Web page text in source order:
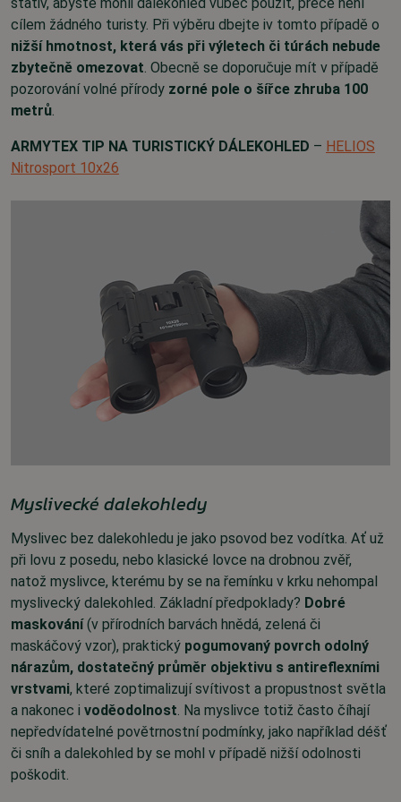
cílem žádného turisty. Při výběru dbejte iv tomto případě o
nižší hmotnost, která vás při výletech či túrách nebude
zbytečně omezovat . Obecně se doporučuje mít v případě
pozorování volné přírody zorné pole o šířce zhruba 100
metrů
ARMYTEX TIP NA TURISTICKÝ DÁLEKOHLED – HELIOS
Nitrosport 10x26
Myslivecké dalekohledy
Myslivec bez dalekohledu je jako psovod bez vodítka. Ať už
při lovu z posedu, nebo klasické lovce na drobnou zvěř,
natož myslivce, kterému by se na řemínku v krku nehompal
myslivecký dalekohled. Základní předpoklady? Dobré
maskování(v přírodních barvách hnědá, zelená či
maskáčový vzor), praktický pogumovaný povrch odolný
nárazům, dostatečný průměr objektivu s antireflexními
vrstvami, které zoptimalizují svítivost a propustnost světla
a nakonec i voděodolnost. Na myslivce totiž často číhají
nepředvídatelné povětrnostní podmínky, jako například déšť
či sníh a dalekohled by se mohl v případě nižší odolnosti
poškodit.